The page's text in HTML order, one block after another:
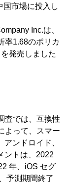
国市場に投入し
Inc.は、
率1.68のポリカ
発売しました
査では、互換性
よって、スマー
ンドロイド、
ントは、2022
年、iOS セグ
予測期間終了